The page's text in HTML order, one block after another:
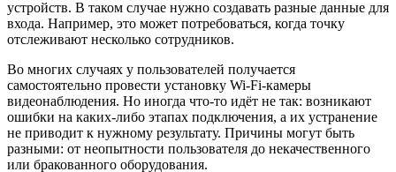
устройств. В таком случае нужно создавать разные данные для
входа. Например, это может потребоваться, когда точку
отслеживают несколько сотрудников.
Во многих случаях у пользователей получается
самостоятельно провести установку Wi-Fi-камеры
видеонаблюдения. Но иногда что-то идёт не так: возникают
ошибки на каких-либо этапах подключения, а их устранение
не приводит к нужному результату. Причины могут быть
разными: от неопытности пользователя до некачественного
или бракованного оборудования.